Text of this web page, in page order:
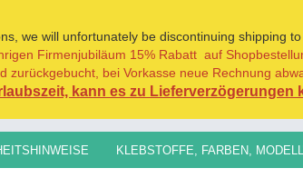
Sprache
we will unfortunately be discontinuing shipping
Firmenjubiläum 15% Rabatt auf
zurückgebucht, bei Vorkasse neue Rechnung
kann es zu Lieferverzögerungen
KLEBSTOFFE, FARBEN,